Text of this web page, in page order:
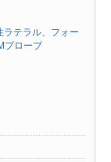
テラル、フォー
プローブ